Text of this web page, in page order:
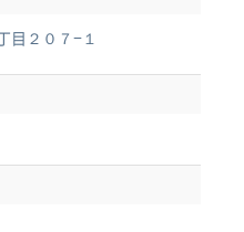
目２０７−１